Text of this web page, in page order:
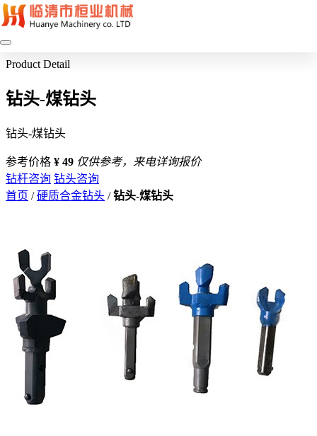
Product Detail
钻头-煤钻头
钻头-煤钻头
参考价格 ¥ 49 仅供参考，来电详询报价
钻杆咨询 钻头咨询
首页 / 硬质合金钻头 / 钻头-煤钻头